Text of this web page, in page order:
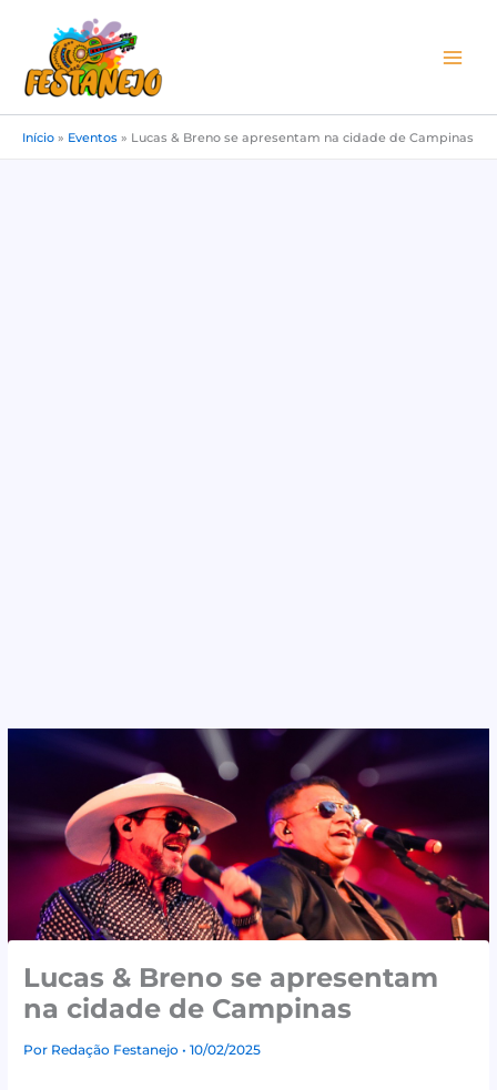
conteúdo
Início » Eventos » Lucas & Breno se apresentam na cidade de Campinas
Lucas & Breno se apresentam
na cidade de Campinas
Por Redação Festanejo• 10/02/2025